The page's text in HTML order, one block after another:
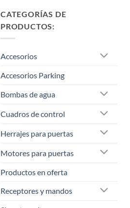
CATEGORÍAS DE
PRODUCTOS:
Accesorios
Accesorios Parking
Bombas de agua
Cuadros de control
Herrajes para puertas
Motores para puertas
Productos en oferta
Receptores y mandos